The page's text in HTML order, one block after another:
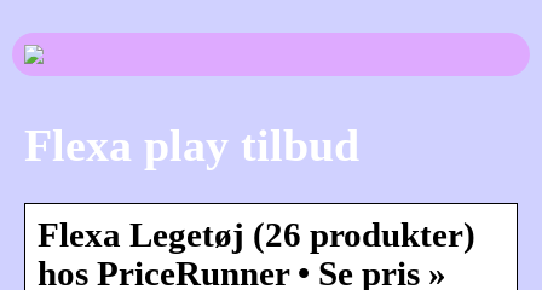
Flexa play tilbud
Flexa Legetøj (26 produkter)
hos PriceRunner • Se pris »